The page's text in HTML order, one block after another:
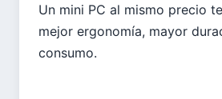
Un mini PC al mismo precio
mejor ergonomía, mayor
consumo.